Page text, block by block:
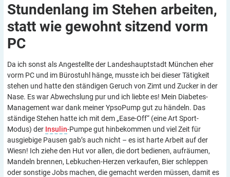
Stundenlang im Stehen arbeiten,
statt wie gewohnt sitzend vorm
PC
Da ich sonst als Angestellte der Landeshauptstadt München eher
vorm PC und im Bürostuhl hänge, musste ich bei dieser Tätigkeit
stehen und hatte den ständigen Geruch von Zimt und Zucker in der
Nase. Es war Abwechslung pur und ich liebte es! Mein Diabetes-
Management war dank meiner YpsoPump gut zu händeln. Das
ständige Stehen hatte ich mit dem „Ease-Off“ (eine Art Sport-
Modus) der Insulin-Pumpe gut hinbekommen und viel Zeit für
ausgiebige Pausen gab’s auch nicht – es ist harte Arbeit auf der
Wiesn! Ich ziehe den Hut vor allen, die dort bedienen, aufräumen,
Mandeln brennen, Lebkuchen-Herzen verkaufen, Bier schleppen
oder sonstige Jobs machen, die gemacht werden müssen, damit es